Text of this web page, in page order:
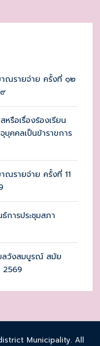
าณรายจ่าย ครั้งที่ ๑๒
หรือเรื่องร้องเรียน
คคลเป็นข้าราขการ
ณรายจ่าย ครั้งที่ 11
การประชุมสภา
ลวังสมบูรณ์ สมัย
2569
Municipality. All